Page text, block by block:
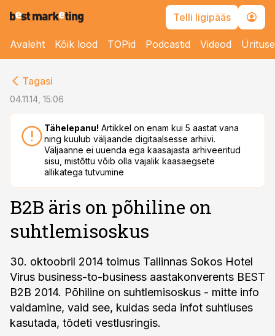
Telli ligipääs
Avaleht Kõik lood TOPid Podcastid Videod
Tagasi
04.11.14, 15:06
Tähelepanu! Artikkel on enam kui 5 aastat vana
ning kuulub väljaande digitaalsesse arhiivi.
Väljaanne ei uuenda ega kaasajasta arhiveeritud
sisu, mistõttu võib olla vajalik kaasaegsete
allikatega tutvumine
B2B äris on põhiline on
suhtlemisoskus
30. oktoobril 2014 toimus Tallinnas Sokos Hotel
Virus business-to-business aastakonverents BEST
B2B 2014. Põhiline on suhtlemisoskus - mitte info
valdamine, vaid see, kuidas seda infot suhtluses
kasutada, tõdeti vestlusringis.